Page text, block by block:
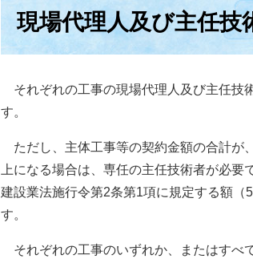
現場代理人及び主任技
それぞれの工事の現場代理人及び主任技
す。
ただし、主体工事等の契約金額の合計が
上になる場合は、専任の主任技術者が必
建設業法施行令第2条第1項に規定する額
す。
それぞれの工事のいずれか、またはすべ